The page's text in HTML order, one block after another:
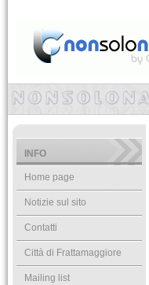
INFO
Home page
Notizie sul sito
Contatti
Città di Frattamaggiore
Mailing list